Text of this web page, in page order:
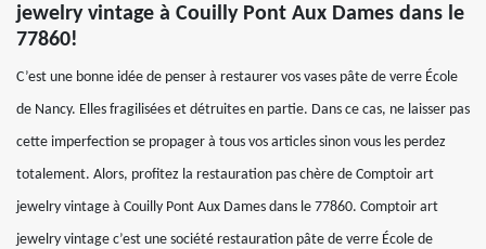
jewelry vintage à Couilly Pont Aux Dames dans le
77860!
C’est une bonne idée de penser à restaurer vos vases pâte de verre École
de Nancy. Elles fragilisées et détruites en partie. Dans ce cas, ne laisser pas
cette imperfection se propager à tous vos articles sinon vous les perdez
totalement. Alors, profitez la restauration pas chère de Comptoir art
jewelry vintage à Couilly Pont Aux Dames dans le 77860. Comptoir art
jewelry vintage c’est une société restauration pâte de verre École de